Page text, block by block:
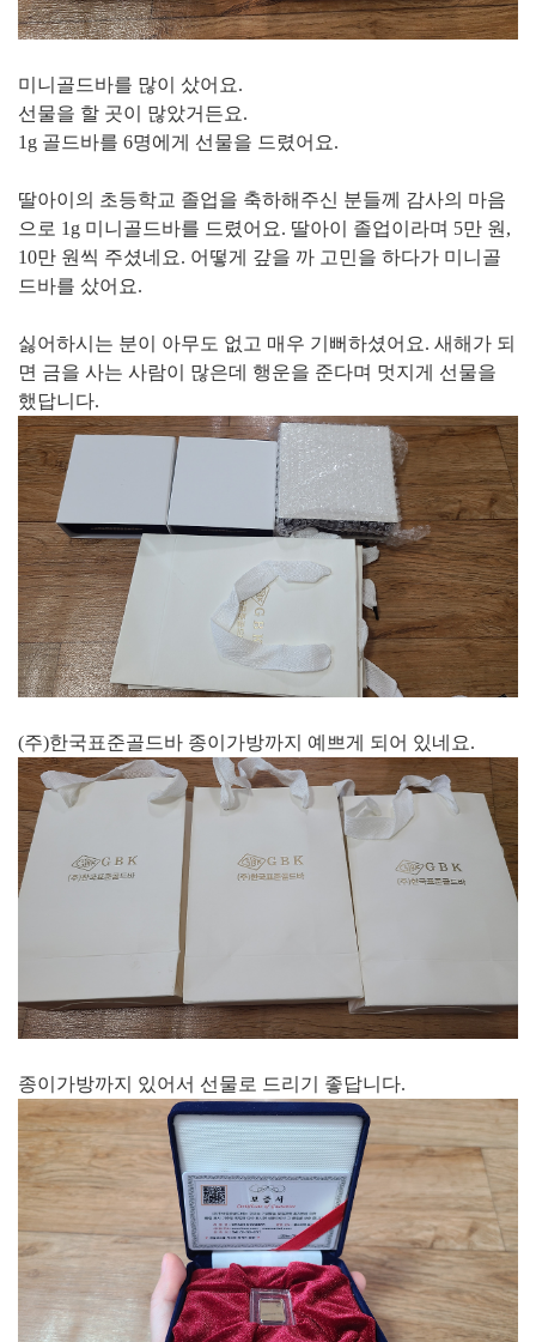
미니골드바를 많이 샀어요.
선물을 할 곳이 많았거든요.
1g 골드바를 6명에게 선물을 드렸어요.
딸아이의 초등학교 졸업을 축하해주신 분들께 감사의 마음
으로 1g 미니골드바를 드렸어요. 딸아이 졸업이라며 5만 원,
10만 원씩 주셨네요. 어떻게 갚을 까 고민을 하다가 미니골
드바를 샀어요.
싫어하시는 분이 아무도 없고 매우 기뻐하셨어요. 새해가 되
면 금을 사는 사람이 많은데 행운을 준다며 멋지게 선물을
했답니다.
(주)한국표준골드바 종이가방까지 예쁘게 되어 있네요.
종이가방까지 있어서 선물로 드리기 좋답니다.